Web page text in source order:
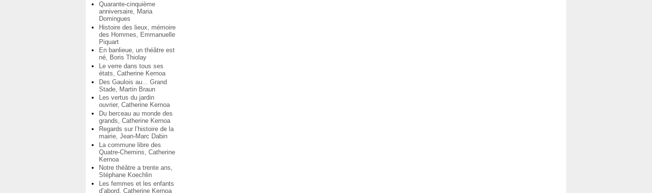
Quarante-cinquième
anniversaire, Maria
Domingues
Histoire des lieux, mémoire
des Hommes, Emmanuelle
Piquart
En banlieue, un théâtre est
né, Boris Thiolay
Le verre dans tous ses
états, Catherine Kernoa
Des Gaulois au... Grand
Stade, Martin Braun
Les vertus du jardin
ouvrier, Catherine Kernoa
Du berceau au monde des
grands, Catherine Kernoa
Regards sur l’histoire de la
mairie, Jean-Marc Dabin
La commune libre des
Quatre-Chemins, Catherine
Kernoa
Notre théâtre a trente ans,
Stéphane Koechlin
Les femmes et les enfants
d’abord, Catherine Kernoa